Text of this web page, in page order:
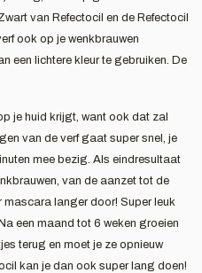
van Refectocil en de Refectocil
ook op je wenkbrauwen
een lichtere kleur te gebruiken. De
je huid krijgt, want ook dat zal
van de verf gaat super snel, je
mee bezig. Als eindresultaat
van de aanzet tot de
mascara langer door! Super leuk
een maand tot 6 weken groeien
terug en moet je ze opnieuw
kan je dan ook super lang doen!